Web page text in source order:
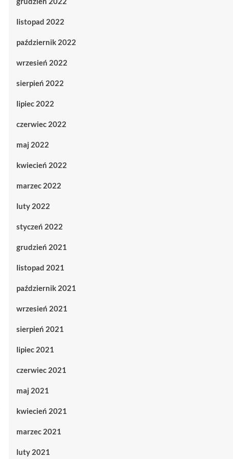
listopad 2022
październik 2022
wrzesień 2022
sierpień 2022
lipiec 2022
czerwiec 2022
maj 2022
kwiecień 2022
marzec 2022
luty 2022
styczeń 2022
grudzień 2021
listopad 2021
październik 2021
wrzesień 2021
sierpień 2021
lipiec 2021
czerwiec 2021
maj 2021
kwiecień 2021
marzec 2021
luty 2021